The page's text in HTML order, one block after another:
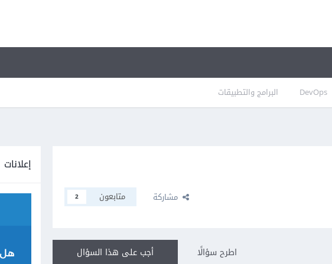
DevOps البرامج والتطبيقات
مشاركة متابعون 2
أجب على هذا السؤال اطرح سؤالًا
إعلانات